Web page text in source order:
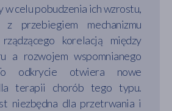
w celu pobudzenia ich wzrostu,
przebiegiem mechanizmu
korelacją między
a rozwojem wspomnianego
odkrycie otwiera nowe
terapii chorób tego typu.
niezbędna dla przetrwania i